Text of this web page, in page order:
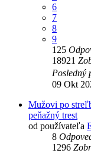
6
7
8
9
125
18921
Posledný
09 Okt
Mužovi po
peňažný trest
od používateľa
8
1296